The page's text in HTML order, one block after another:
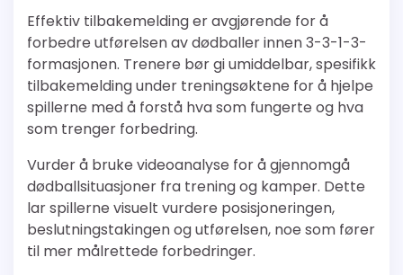
Effektiv tilbakemelding er avgjørende for å
forbedre utførelsen av dødballer innen 3-3-1-3-
formasjonen. Trenere bør gi umiddelbar, spesifikk
tilbakemelding under treningsøktene for å hjelpe
spillerne med å forstå hva som fungerte og hva
som trenger forbedring.
Vurder å bruke videoanalyse for å gjennomgå
dødballsituasjoner fra trening og kamper. Dette
lar spillerne visuelt vurdere posisjoneringen,
beslutningstakingen og utførelsen, noe som fører
til mer målrettede forbedringer.